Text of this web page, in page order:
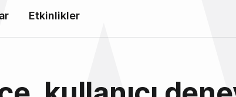
Etkinlikler